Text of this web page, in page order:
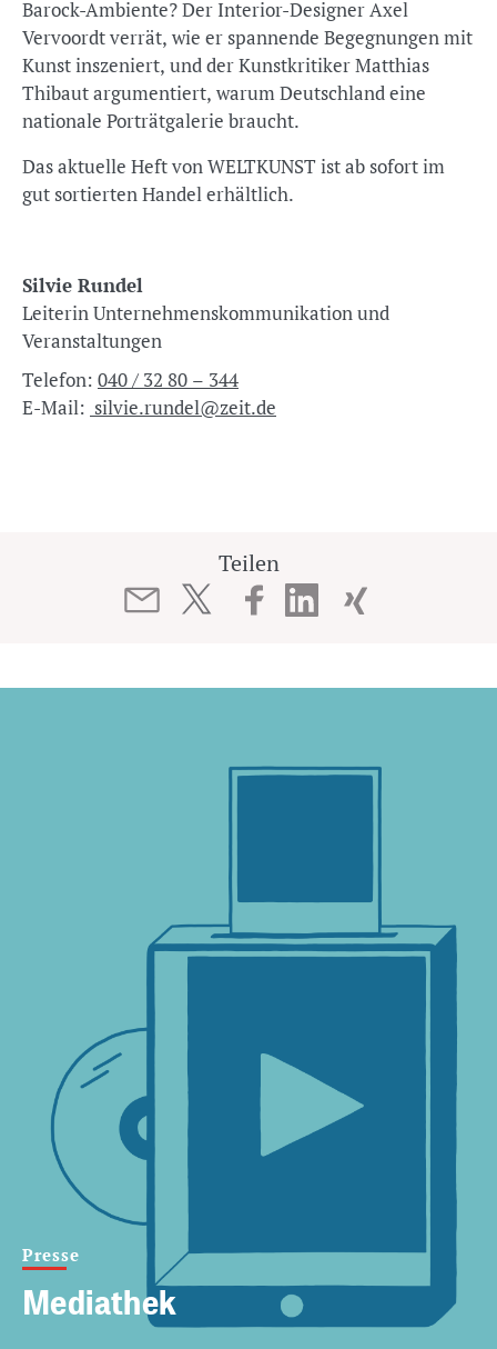
Barock-Ambiente? Der Interior-Designer Axel
Vervoordt verrät, wie er spannende Begegnungen mit
Kunst inszeniert, und der Kunstkritiker Matthias
Thibaut argumentiert, warum Deutschland eine
nationale Porträtgalerie braucht.
Das aktuelle Heft von WELTKUNST ist ab sofort im
gut sortierten Handel erhältlich.
Silvie Rundel
Leiterin Unternehmenskommunikation und
Veranstaltungen
Telefon: 040 / 32 80 – 344
E-Mail: silvie.rundel@zeit.de
Teilen
Presse
Mediathek